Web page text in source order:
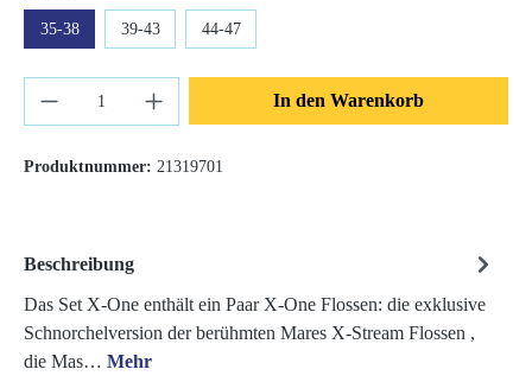
35-38 39-43 44-47
Produkt Anzahl: Gib den gewünschten Wert
In den Warenkorb
Produktnummer: 21319701
Beschreibung
Das Set X-One enthält ein Paar X-One Flossen: die exklusive
Schnorchelversion der berühmten Mares X-Stream Flossen ,
die Mas… Mehr